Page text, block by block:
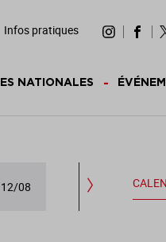
Infos pratiques
NATIONALES
12/08 JEU. 13/08